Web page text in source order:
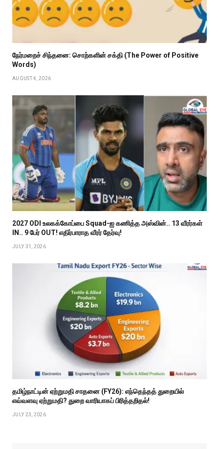
நேர்மறைச் சிந்தனை: சொற்களின் சக்தி (The Power of Positive
Words)
AUGUST 4, 2026
2027 ODI உலகக்கோப்பை Squad-ஐ கணித்த அஸ்வின்.. 13 வீரர்கள்
IN.. 9 பேர் OUT! எதிர்பாராத வீரர் தேர்வு!
JULY 31, 2026
தமிழ்நாட்டின் ஏற்றுமதி சாதனை (FY26): எந்தெந்தத் துறையில்
எவ்வளவு ஏற்றுமதி? துறை வாரியாகப் பிரித்தறிதல்!
JULY 23, 2026